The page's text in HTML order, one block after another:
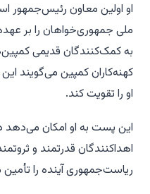
او اولین معاون
ملی جمهوری‌خواهان را بر
به کمک‌کنندگان قدیمی
کهنه‌کاران کمپین می‌گویند
او را تقویت کند.
این پست به او امکان می‌دهد
اهداکنندگان قدرتمند و
ریاست‌جمهوری آینده را تأمین